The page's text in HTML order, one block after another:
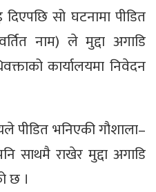
सो घटनामा पीडित
नाम) ले मुद्दा अगाडि
कार्यालयमा निवेदन
पीडित भनिएकी गौशाला–
साथमै राखेर मुद्दा अगाडि
छ ।